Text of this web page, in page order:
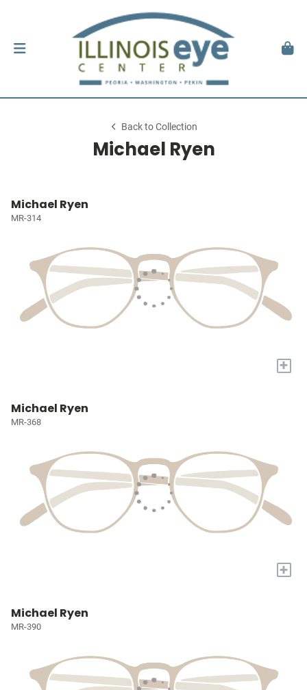
Back to Collection
Michael Ryen
Michael Ryen
MR-314
+
Michael Ryen
MR-368
+
Michael Ryen
MR-390